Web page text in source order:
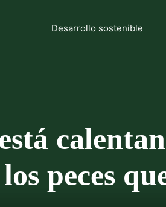
Desarrollo sostenible
peces